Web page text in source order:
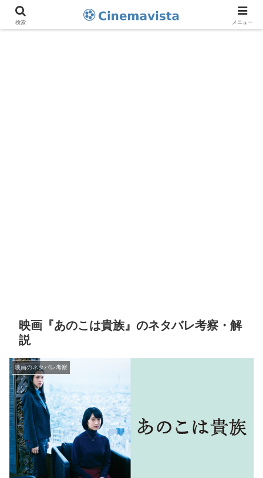
映画『あのこは貴族』のネタバレ考察・解
説
映画のネタバレ考察
検索 メニュー